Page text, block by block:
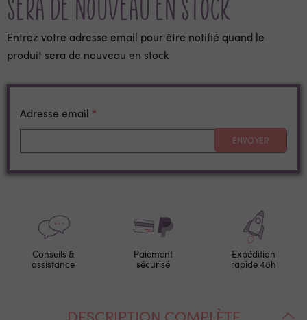
sera de nouveau en stock
Entrez votre adresse email pour être notifié quand le
produit sera de nouveau en stock
Adresse email
ENVOYER
Conseils &
assistance
Paiement
sécurisé
Expédition
rapide 48h
DESCRIPTION COMPLÈTE